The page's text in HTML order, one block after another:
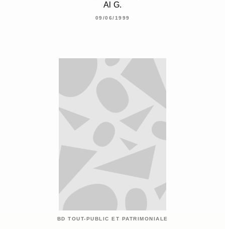
Al G.
09/06/1999
BD TOUT-PUBLIC ET PATRIMONIALE